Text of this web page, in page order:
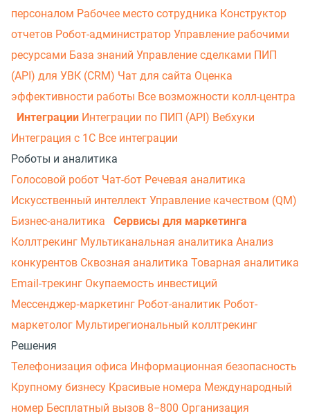
персоналом Рабочее место сотрудника Конструктор
отчетов Робот-администратор Управление рабочими
ресурсами База знаний Управление сделками ПИП
(API) для УВК (CRM) Чат для сайта Оценка
эффективности работы Все возможности колл-центра
Интеграции Интеграции по ПИП (API) Вебхуки
Интеграция с 1С Все интеграции
Роботы и аналитика
Голосовой робот Чат-бот Речевая аналитика
Искусственный интеллект Управление качеством (QM)
Бизнес-аналитика
Сервисы для маркетинга
Коллтрекинг Мультиканальная аналитика Анализ
конкурентов Сквозная аналитика Товарная аналитика
Email-трекинг Окупаемость инвестиций
Мессенджер‑маркетинг Робот-аналитик Робот-
маркетолог Мультирегиональный коллтрекинг
Решения
Телефонизация офиса Информационная безопасность
Крупному бизнесу Красивые номера Международный
номер Бесплатный вызов 8−800 Организация